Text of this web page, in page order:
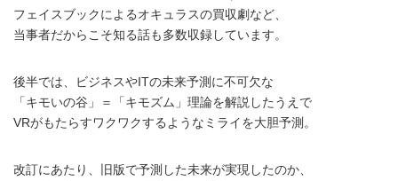
フェイスブックによるオキュラスの買収劇など、
当事者だからこそ知る話も多数収録しています。
後半では、ビジネスやITの未来予測に不可欠な
「キモいの谷」＝「キモズム」理論を解説したうえで
VRがもたらすワクワクするようなミライを大胆予測。
改訂にあたり、旧版で予測した未来が実現したのか、